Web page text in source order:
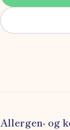
Allergen- og